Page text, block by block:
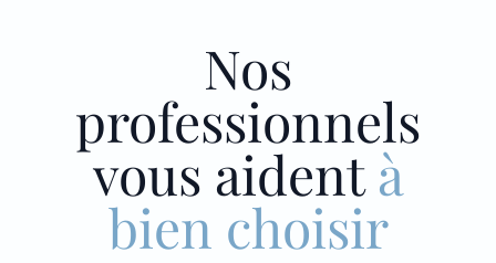
Nos
professionnels
vous aidentà
bien choisir